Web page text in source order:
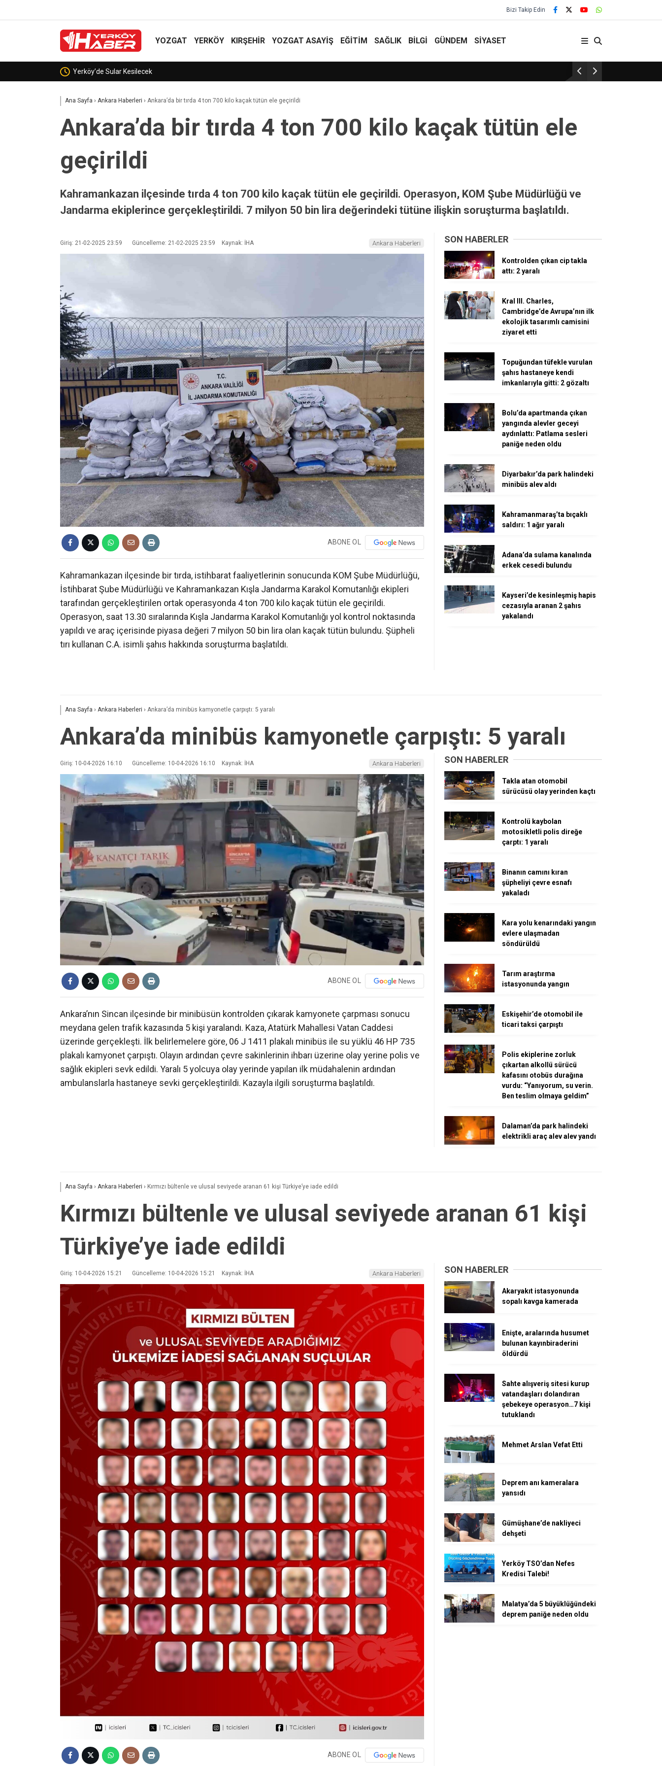
Bizi Takip Edin
YOZGAT YERKÖY KIRŞEHİR YOZGAT ASAYIŞ EĞİTİM SAĞLIK BİLGİ GÜNDEM SİYASET
İngiltere’nin yeni Başbakanı Burnham: “Son 40 yılın en büyük değişikliklerini hayata geçireceğiz” Çiçekdağı’nda 3 Gün 3 Gece
Ana Sayfa › Ankara Haberleri › Ankara’da bir tırda 4 ton 700 kilo kaçak tütün ele geçirildi
Ankara’da bir tırda 4 ton 700 kilo kaçak tütün ele
geçirildi
Kahramankazan ilçesinde tırda 4 ton 700 kilo kaçak tütün ele geçirildi. Operasyon, KOM Şube Müdürlüğü ve
Jandarma ekiplerince gerçekleştirildi. 7 milyon 50 bin lira değerindeki tütüne ilişkin soruşturma başlatıldı.
Giriş: 21-02-2025 23:59 Güncelleme: 21-02-2025 23:59 Kaynak: İHA Ankara Haberleri
ABONE OL
Kahramankazan ilçesinde bir tırda, istihbarat faaliyetlerinin sonucunda KOM Şube Müdürlüğü,
İstihbarat Şube Müdürlüğü ve Kahramankazan Kışla Jandarma Karakol Komutanlığı ekipleri
tarafından gerçekleştirilen ortak operasyonda 4 ton 700 kilo kaçak tütün ele geçirildi.
Operasyon, saat 13.30 sıralarında Kışla Jandarma Karakol Komutanlığı yol kontrol noktasında
yapıldı ve araç içerisinde piyasa değeri 7 milyon 50 bin lira olan kaçak tütün bulundu. Şüpheli
tırı kullanan C.A. isimli şahıs hakkında soruşturma başlatıldı.
SON HABERLER
Kontrolden çıkan cip takla
attı: 2 yaralı
Kral III. Charles,
Cambridge’de Avrupa’nın ilk
ekolojik tasarımlı camisini
ziyaret etti
Topuğundan tüfekle vurulan
şahıs hastaneye kendi
imkanlarıyla gitti: 2 gözaltı
Bolu’da apartmanda çıkan
yangında alevler geceyi
aydınlattı: Patlama sesleri
paniğe neden oldu
Diyarbakır’da park halindeki
minibüs alev aldı
Kahramanmaraş’ta bıçaklı
saldırı: 1 ağır yaralı
Adana’da sulama kanalında
erkek cesedi bulundu
Kayseri’de kesinleşmiş hapis
cezasıyla aranan 2 şahıs
yakalandı
Ana Sayfa › Ankara Haberleri › Ankara’da minibüs kamyonetle çarpıştı: 5 yaralı
Ankara’da minibüs kamyonetle çarpıştı: 5 yaralı
Giriş: 10-04-2026 16:10 Güncelleme: 10-04-2026 16:10 Kaynak: İHA Ankara Haberleri
ABONE OL
Ankara’nın Sincan ilçesinde bir minibüsün kontrolden çıkarak kamyonete çarpması sonucu
meydana gelen trafik kazasında 5 kişi yaralandı. Kaza, Atatürk Mahallesi Vatan Caddesi
üzerinde gerçekleşti. İlk belirlemelere göre, 06 J 1411 plakalı minibüs ile su yüklü 46 HP 735
plakalı kamyonet çarpıştı. Olayın ardından çevre sakinlerinin ihbarı üzerine olay yerine polis ve
sağlık ekipleri sevk edildi. Yaralı 5 yolcuya olay yerinde yapılan ilk müdahalenin ardından
ambulanslarla hastaneye sevki gerçekleştirildi. Kazayla ilgili soruşturma başlatıldı.
SON HABERLER
Takla atan otomobil
sürücüsü olay yerinden kaçtı
Kontrolü kaybolan
motosikletli polis direğe
çarptı: 1 yaralı
Binanın camını kıran
şüpheliyi çevre esnafı
yakaladı
Kara yolu kenarındaki yangın
evlere ulaşmadan
söndürüldü
Tarım araştırma
istasyonunda yangın
Eskişehir’de otomobil ile
ticari taksi çarpıştı
Polis ekiplerine zorluk
çıkartan alkollü sürücü
kafasını otobüs durağına
vurdu: “Yanıyorum, su verin.
Ben teslim olmaya geldim”
Dalaman’da park halindeki
elektrikli araç alev alev yandı
Ana Sayfa › Ankara Haberleri › Kırmızı bültenle ve ulusal seviyede aranan 61 kişi Türkiye’ye iade edildi
Kırmızı bültenle ve ulusal seviyede aranan 61 kişi
Türkiye’ye iade edildi
Giriş: 10-04-2026 15:21 Güncelleme: 10-04-2026 15:21 Kaynak: İHA Ankara Haberleri
ABONE OL
SON HABERLER
Akaryakıt istasyonunda
sopalı kavga kamerada
Enişte, aralarında husumet
bulunan kayınbiraderini
öldürdü
Sahte alışveriş sitesi kurup
vatandaşları dolandıran
şebekeye operasyon…7 kişi
tutuklandı
Mehmet Arslan Vefat Etti
Deprem anı kameralara
yansıdı
Gümüşhane’de nakliyeci
dehşeti
Yerköy TSO’dan Nefes
Kredisi Talebi!
Malatya’da 5 büyüklüğündeki
deprem paniğe neden oldu